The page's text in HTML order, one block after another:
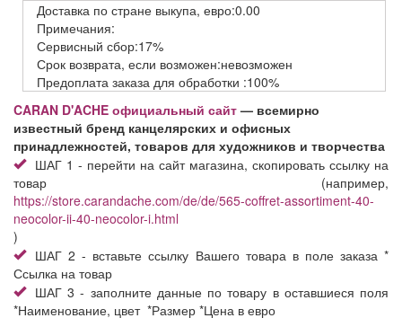
Доставка по стране выкупа, евро:0.00
Примечания:
Сервисный сбор:17%
Срок возврата, если возможен:невозможен
Предоплата заказа для обработки :100%
CARAN D'ACHE официальный сайт — всемирно
известный бренд канцелярских и офисных
принадлежностей, товаров для художников и творчества
ШАГ 1 - перейти на сайт магазина, скопировать ссылку на
товар (например,
https://store.carandache.com/de/de/565-coffret-assortiment-40-
neocolor-ii-40-neocolor-i.html
)
ШАГ 2 - вставьте ссылку Вашего товара в поле заказа *
Ссылка на товар
ШАГ 3 - заполните данные по товару в оставшиеся поля
*Наименование, цвет *Размер *Цена в евро